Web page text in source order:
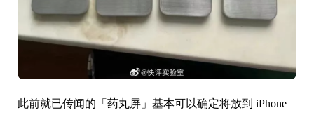
此前就已传闻的「药丸屏」基本可以确定将放到 iPhone